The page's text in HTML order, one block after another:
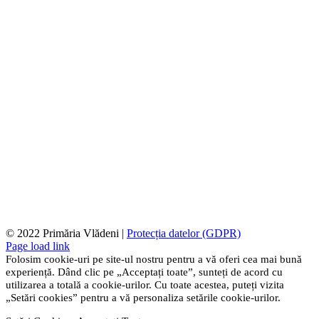
© 2022 Primăria Vlădeni | Protecția datelor (GDPR)
Page load link
Folosim cookie-uri pe site-ul nostru pentru a vă oferi cea mai bună
experiență. Dând clic pe „Acceptați toate”, sunteți de acord cu
utilizarea a totală a cookie-urilor. Cu toate acestea, puteți vizita
„Setări cookies” pentru a vă personaliza setările cookie-urilor.